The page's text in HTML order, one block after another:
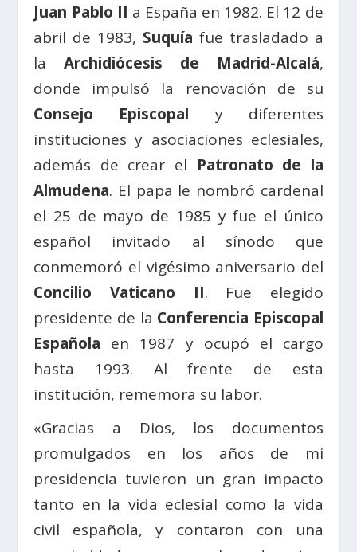
Juan Pablo II a España en 1982. El 12 de
abril de 1983, Suquía fue trasladado a
laArchidiócesis de Madrid-Alcalá,
donde impulsó la renovación de su
Consejo Episcopal y diferentes
instituciones y asociaciones eclesiales,
además de crear el Patronato de la
Almudena. El papa le nombró cardenal
el 25 de mayo de 1985 y fue el único
español invitado al sínodo que
conmemoró el vigésimo aniversario del
Concilio Vaticano II. Fue elegido
presidente de la Conferencia Episcopal
Española en 1987 y ocupó el cargo
hasta 1993. Al frente de esta
institución, rememora su labor.
«Gracias a Dios, los documentos
promulgados en los años de mi
presidencia tuvieron un gran impacto
tanto en la vida eclesial como la vida
civil española, y contaron con una